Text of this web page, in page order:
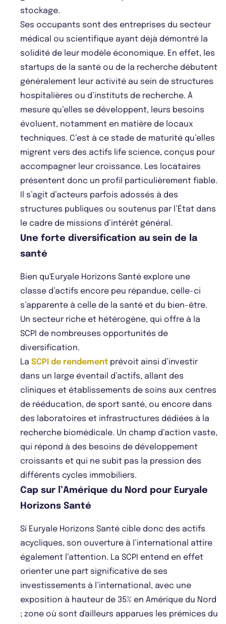
stockage.
Ses occupants sont des entreprises du secteur
médical ou scientifique ayant déjà démontré la
solidité de leur modèle économique. En effet, les
startups de la santé ou de la recherche débutent
généralement leur activité au sein de structures
hospitalières ou d’instituts de recherche. À
mesure qu’elles se développent, leurs besoins
évoluent, notamment en matière de locaux
techniques. C’est à ce stade de maturité qu’elles
migrent vers des actifs life science, conçus pour
accompagner leur croissance. Les locataires
présentent donc un profil particulièrement fiable.
Il s’agit d’acteurs parfois adossés à des
structures publiques ou soutenus par l’État dans
le cadre de missions d’intérêt général.
Une forte diversification au sein de la
santé
Bien qu'Euryale Horizons Santé explore une
classe d’actifs encore peu répandue, celle-ci
s’apparente à celle de la santé et du bien-être.
Un secteur riche et hétérogène, qui offre à la
SCPI de nombreuses opportunités de
diversification.
La SCPI de rendement prévoit ainsi d’investir
dans un large éventail d’actifs, allant des
cliniques et établissements de soins aux centres
de rééducation, de sport santé, ou encore dans
des laboratoires et infrastructures dédiées à la
recherche biomédicale. Un champ d’action vaste,
qui répond à des besoins de développement
croissants et qui ne subit pas la pression des
différents cycles immobiliers.
Cap sur l’Amérique du Nord pour Euryale
Horizons Santé
Si Euryale Horizons Santé cible donc des actifs
acycliques, son ouverture à l’international attire
également l’attention. La SCPI entend en effet
orienter une part significative de ses
investissements à l’international, avec une
exposition à hauteur de 35% en Amérique du Nord
; zone où sont d'ailleurs apparues les prémices du